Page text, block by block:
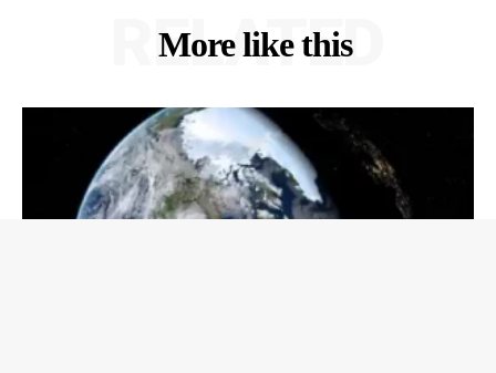
More like this
RELATED